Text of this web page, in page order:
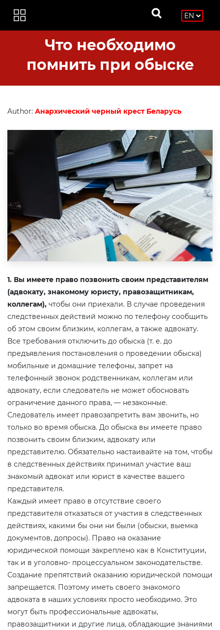
Что необходимо
помнить при обыске
Author: Анархический черный крест Беларусь
1. Вы имеете право позвонить своим представителям
(адвокату, знакомому юристу, правозащитникам,
коллегам), чтобы они приехали. В случае проведения
следственных действий можно по телефону сообщить
об этом своим близким, коллегам, а также адвокату.
Все требования отключить до обыска (т. е. до
предъявления постановления о проведении обыска)
мобильные и домашние телефоны, запрет на
телефонный звонок родственникам, коллегам или
адвокату, если следователь не может обосновать
ограничение данного права, — незаконные.
Следователь имеет правозапретить вам звонить, но
только во время обыска. До обыска вы имеете право
позвонить своим близким, адвокату или
представителю. Обязательно настаивайте на том, чтобы
в следственных действиях принимал участие ваш
знакомый адвокат или юрист в качестве вашего
представителя.
Каждый имеет право в отсутствие своего
представителя отказаться от участия в следственных
действиях, какими бы они ни были (обыски, выемка
документов, допросы). Право на оказание
юридической помощи закреплено как в Конституции,
так и в уголовно- процессуальном законодательстве.
Создание препятствий оказанию юридической помощи
запрещается. Поэтому иметь своего знакомого
адвоката в наших условиях просто необходимо. Это
могут быть профессиональные адвокаты,
правозащитники и другие лица, обладающие знаниями